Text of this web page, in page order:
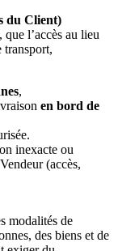
du Client)
l’accès au lieu
transport,
,
en bord de
inexacte ou
(accès,
modalités de
des biens et de